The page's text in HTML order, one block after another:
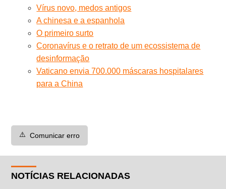
Vírus novo, medos antigos
A chinesa e a espanhola
O primeiro surto
Coronavírus e o retrato de um ecossistema de
desinformação
Vaticano envia 700.000 máscaras hospitalares
para a China
⚠️ Comunicar erro
NOTÍCIAS RELACIONADAS